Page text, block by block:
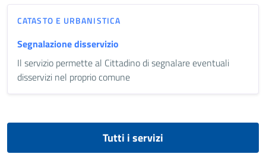
CATASTO E URBANISTICA
Segnalazione disservizio
Il servizio permette al Cittadino di segnalare eventuali
disservizi nel proprio comune
Tutti i servizi